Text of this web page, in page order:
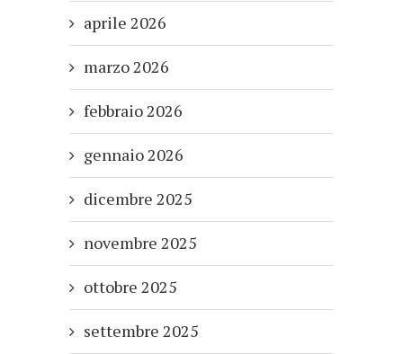
aprile 2026
marzo 2026
febbraio 2026
gennaio 2026
dicembre 2025
novembre 2025
ottobre 2025
settembre 2025